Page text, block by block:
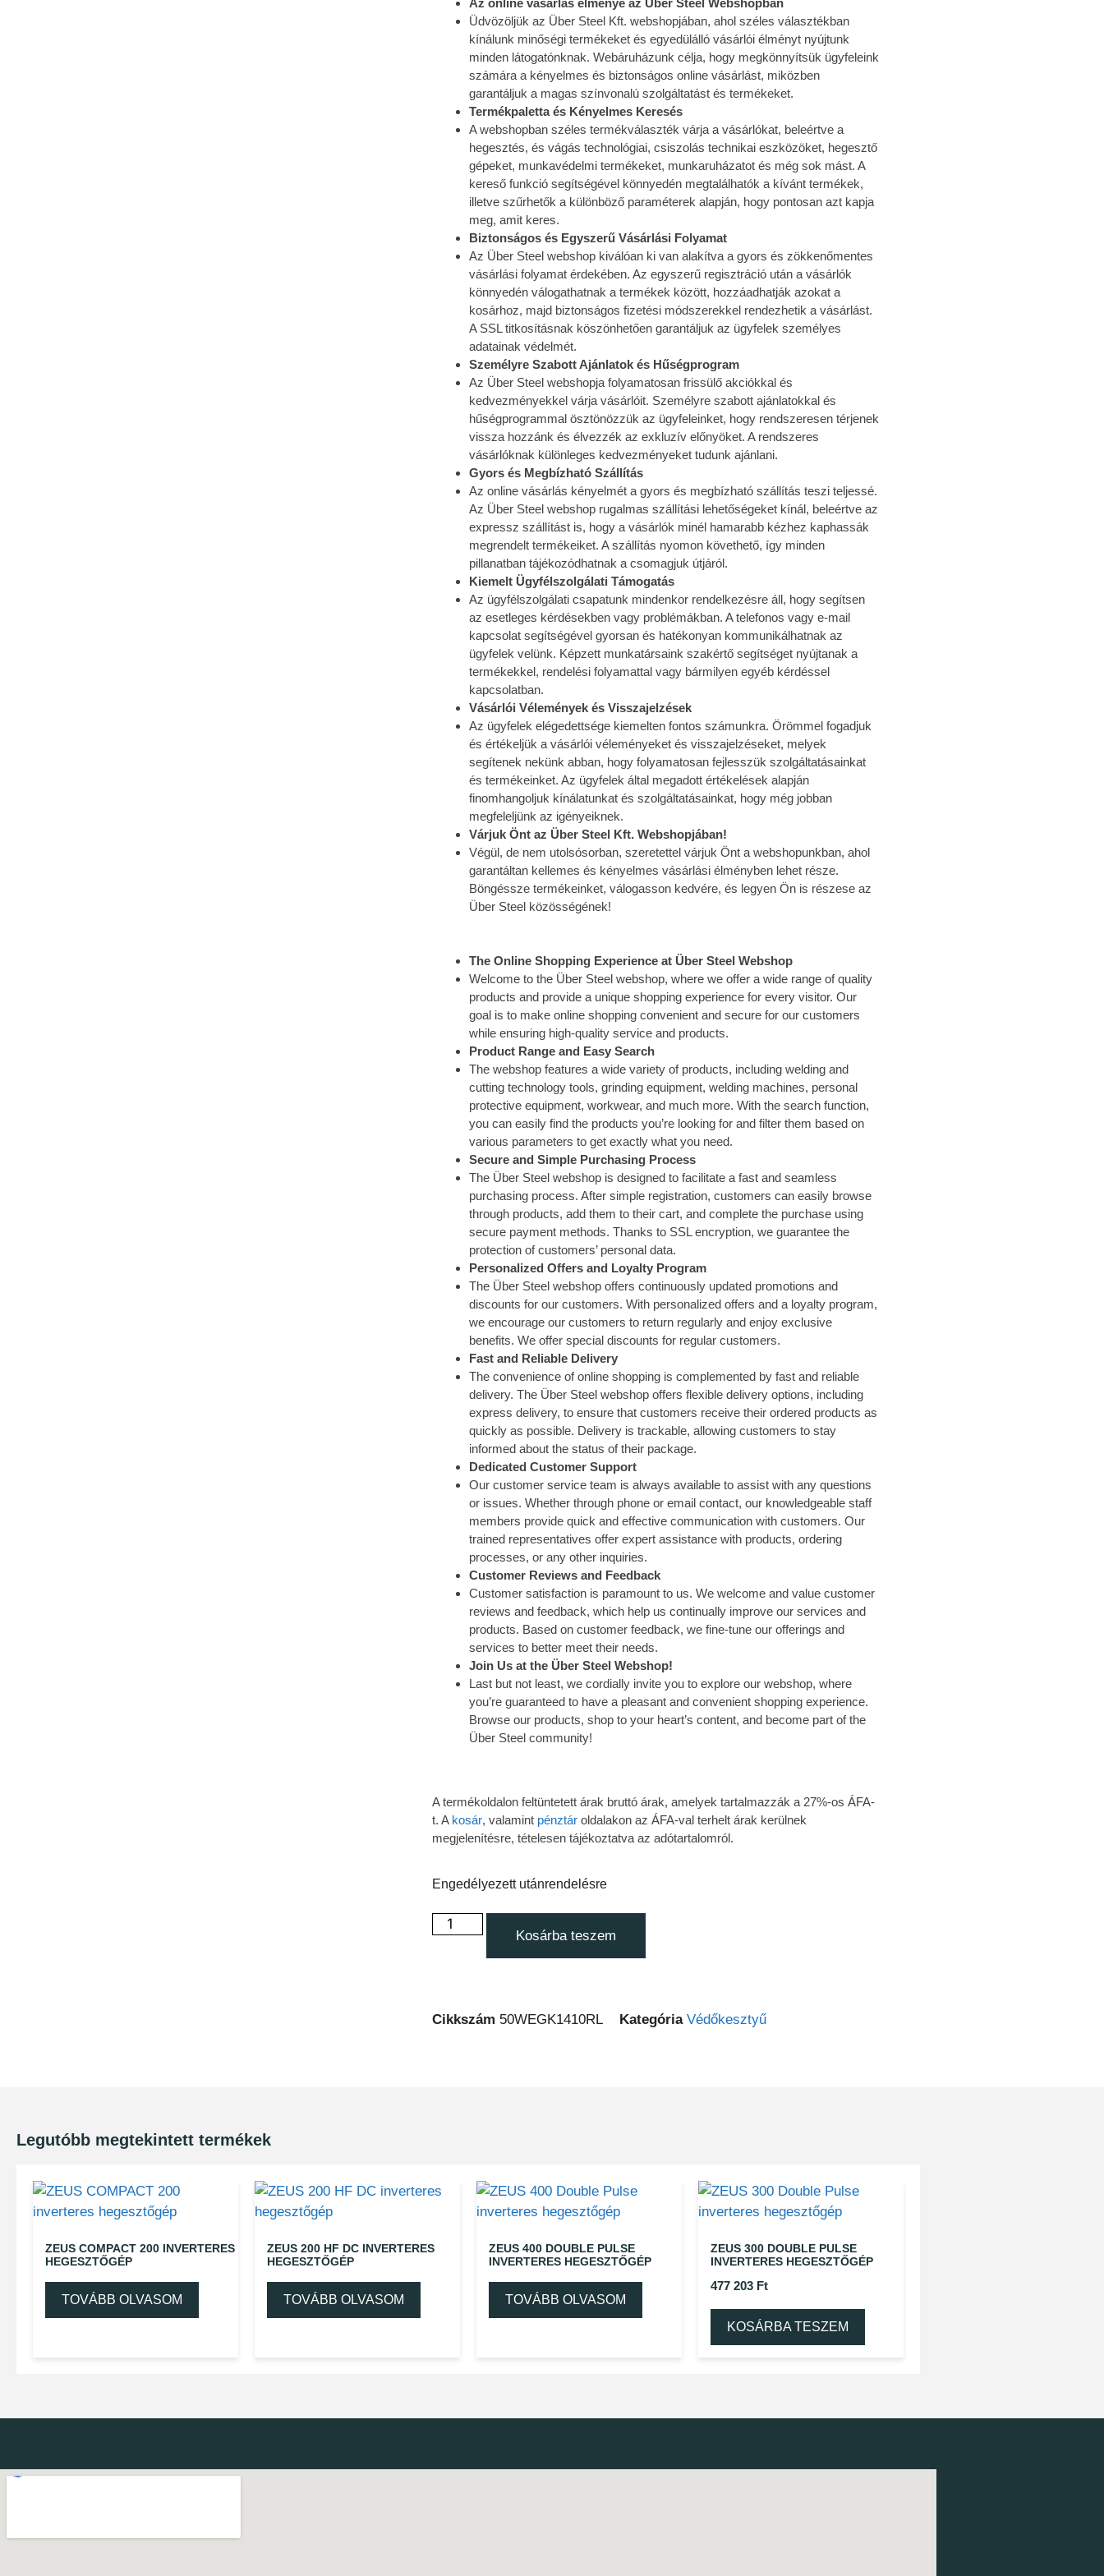
Az online vásárlás élménye az Über Steel Webshopban
Üdvözöljük az Über Steel Kft. webshopjában, ahol széles választékban
kínálunk minőségi termékeket és egyedülálló vásárlói élményt nyújtunk
minden látogatónknak. Webáruházunk célja, hogy megkönnyítsük ügyfeleink
számára a kényelmes és biztonságos online vásárlást, miközben
garantáljuk a magas színvonalú szolgáltatást és termékeket.
Termékpaletta és Kényelmes Keresés
A webshopban széles termékválaszték várja a vásárlókat, beleértve a
hegesztés, és vágás technológiai, csiszolás technikai eszközöket, hegesztő
gépeket, munkavédelmi termékeket, munkaruházatot és még sok mást. A
kereső funkció segítségével könnyedén megtalálhatók a kívánt termékek,
illetve szűrhetők a különböző paraméterek alapján, hogy pontosan azt kapja
meg, amit keres.
Biztonságos és Egyszerű Vásárlási Folyamat
Az Über Steel webshop kiválóan ki van alakítva a gyors és zökkenőmentes
vásárlási folyamat érdekében. Az egyszerű regisztráció után a vásárlók
könnyedén válogathatnak a termékek között, hozzáadhatják azokat a
kosárhoz, majd biztonságos fizetési módszerekkel rendezhetik a vásárlást.
A SSL titkosításnak köszönhetően garantáljuk az ügyfelek személyes
adatainak védelmét.
Személyre Szabott Ajánlatok és Hűségprogram
Az Über Steel webshopja folyamatosan frissülő akciókkal és
kedvezményekkel várja vásárlóit. Személyre szabott ajánlatokkal és
hűségprogrammal ösztönözzük az ügyfeleinket, hogy rendszeresen térjenek
vissza hozzánk és élvezzék az exkluzív előnyöket. A rendszeres
vásárlóknak különleges kedvezményeket tudunk ajánlani.
Gyors és Megbízható Szállítás
Az online vásárlás kényelmét a gyors és megbízható szállítás teszi teljessé.
Az Über Steel webshop rugalmas szállítási lehetőségeket kínál, beleértve az
expressz szállítást is, hogy a vásárlók minél hamarabb kézhez kaphassák
megrendelt termékeiket. A szállítás nyomon követhető, így minden
pillanatban tájékozódhatnak a csomagjuk útjáról.
Kiemelt Ügyfélszolgálati Támogatás
Az ügyfélszolgálati csapatunk mindenkor rendelkezésre áll, hogy segítsen
az esetleges kérdésekben vagy problémákban. A telefonos vagy e-mail
kapcsolat segítségével gyorsan és hatékonyan kommunikálhatnak az
ügyfelek velünk. Képzett munkatársaink szakértő segítséget nyújtanak a
termékekkel, rendelési folyamattal vagy bármilyen egyéb kérdéssel
kapcsolatban.
Vásárlói Vélemények és Visszajelzések
Az ügyfelek elégedettsége kiemelten fontos számunkra. Örömmel fogadjuk
és értékeljük a vásárlói véleményeket és visszajelzéseket, melyek
segítenek nekünk abban, hogy folyamatosan fejlesszük szolgáltatásainkat
és termékeinket. Az ügyfelek által megadott értékelések alapján
finomhangoljuk kínálatunkat és szolgáltatásainkat, hogy még jobban
megfeleljünk az igényeiknek.
Várjuk Önt az Über Steel Kft. Webshopjában!
Végül, de nem utolsósorban, szeretettel várjuk Önt a webshopunkban, ahol
garantáltan kellemes és kényelmes vásárlási élményben lehet része.
Böngéssze termékeinket, válogasson kedvére, és legyen Ön is részese az
Über Steel közösségének!
The Online Shopping Experience at Über Steel Webshop
Welcome to the Über Steel webshop, where we offer a wide range of quality
products and provide a unique shopping experience for every visitor. Our
goal is to make online shopping convenient and secure for our customers
while ensuring high-quality service and products.
Product Range and Easy Search
The webshop features a wide variety of products, including welding and
cutting technology tools, grinding equipment, welding machines, personal
protective equipment, workwear, and much more. With the search function,
you can easily find the products you’re looking for and filter them based on
various parameters to get exactly what you need.
Secure and Simple Purchasing Process
The Über Steel webshop is designed to facilitate a fast and seamless
purchasing process. After simple registration, customers can easily browse
through products, add them to their cart, and complete the purchase using
secure payment methods. Thanks to SSL encryption, we guarantee the
protection of customers’ personal data.
Personalized Offers and Loyalty Program
The Über Steel webshop offers continuously updated promotions and
discounts for our customers. With personalized offers and a loyalty program,
we encourage our customers to return regularly and enjoy exclusive
benefits. We offer special discounts for regular customers.
Fast and Reliable Delivery
The convenience of online shopping is complemented by fast and reliable
delivery. The Über Steel webshop offers flexible delivery options, including
express delivery, to ensure that customers receive their ordered products as
quickly as possible. Delivery is trackable, allowing customers to stay
informed about the status of their package.
Dedicated Customer Support
Our customer service team is always available to assist with any questions
or issues. Whether through phone or email contact, our knowledgeable staff
members provide quick and effective communication with customers. Our
trained representatives offer expert assistance with products, ordering
processes, or any other inquiries.
Customer Reviews and Feedback
Customer satisfaction is paramount to us. We welcome and value customer
reviews and feedback, which help us continually improve our services and
products. Based on customer feedback, we fine-tune our offerings and
services to better meet their needs.
Join Us at the Über Steel Webshop!
Last but not least, we cordially invite you to explore our webshop, where
you’re guaranteed to have a pleasant and convenient shopping experience.
Browse our products, shop to your heart’s content, and become part of the
Über Steel community!
A termékoldalon feltüntetett árak bruttó árak, amelyek tartalmazzák a 27%-os ÁFA-
t. A kosár, valamint pénztár oldalakon az ÁFA-val terhelt árak kerülnek
megjelenítésre, tételesen tájékoztatva az adótartalomról.
Engedélyezett utánrendelésre
Kosárba teszem
Cikkszám 50WEGK1410RL Kategória Védőkesztyű
Legutóbb megtekintett termékek
ZEUS COMPACT 200 INVERTERES
HEGESZTŐGÉP
TOVÁBB OLVASOM
ZEUS 200 HF DC INVERTERES
HEGESZTŐGÉP
TOVÁBB OLVASOM
ZEUS 400 DOUBLE PULSE
INVERTERES HEGESZTŐGÉP
TOVÁBB OLVASOM
ZEUS 300 DOUBLE PULSE
INVERTERES HEGESZTŐGÉP
477 203 Ft
KOSÁRBA TESZEM